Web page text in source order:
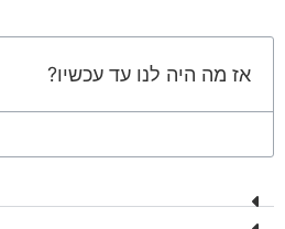
אז מה היה לנו עד עכשיו?